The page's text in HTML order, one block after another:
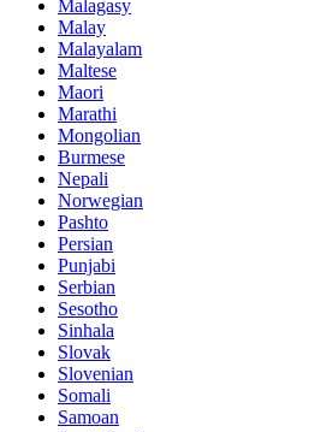
Malagasy
Malay
Malayalam
Maltese
Maori
Marathi
Mongolian
Burmese
Nepali
Norwegian
Pashto
Persian
Punjabi
Serbian
Sesotho
Sinhala
Slovak
Slovenian
Somali
Samoan